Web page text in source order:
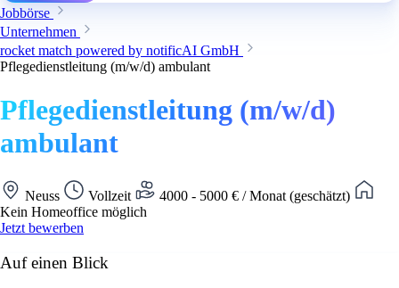
Jobbörse
Unternehmen
rocket match powered by notificAI GmbH
Pflegedienstleitung (m/w/d) ambulant
Pflegedienstleitung (m/w/d)
ambulant
Neuss Vollzeit
4000 - 5000 € / Monat (geschätzt)
Kein Homeoffice möglich
Jetzt bewerben
Auf einen Blick